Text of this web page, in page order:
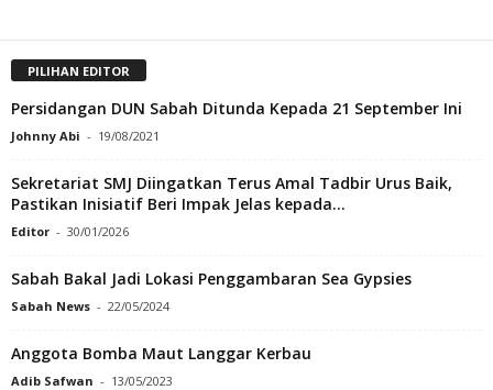
PILIHAN EDITOR
Persidangan DUN Sabah Ditunda Kepada 21 September Ini
Johnny Abi - 19/08/2021
Sekretariat SMJ Diingatkan Terus Amal Tadbir Urus Baik,
Pastikan Inisiatif Beri Impak Jelas kepada...
Editor - 30/01/2026
Sabah Bakal Jadi Lokasi Penggambaran Sea Gypsies
Sabah News - 22/05/2024
Anggota Bomba Maut Langgar Kerbau
Adib Safwan - 13/05/2023